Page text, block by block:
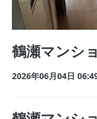
鶴瀬マンシ
2026年06月04日